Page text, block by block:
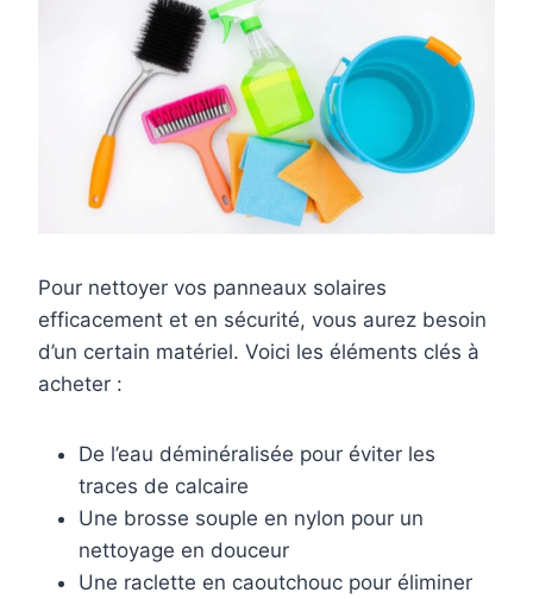
Pour nettoyer vos panneaux solaires
efficacement et en sécurité, vous aurez besoin
d’un certain matériel. Voici les éléments clés à
acheter :
De l’eau déminéralisée pour éviter les
traces de calcaire
Une brosse souple en nylon pour un
nettoyage en douceur
Une raclette en caoutchouc pour éliminer